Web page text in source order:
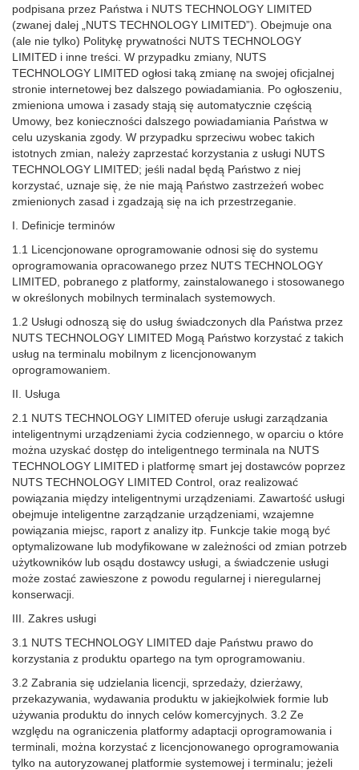
podpisana przez Państwa i NUTS TECHNOLOGY LIMITED
(zwanej dalej „NUTS TECHNOLOGY LIMITED”). Obejmuje ona
(ale nie tylko) Politykę prywatności NUTS TECHNOLOGY
LIMITED i inne treści. W przypadku zmiany, NUTS
TECHNOLOGY LIMITED ogłosi taką zmianę na swojej oficjalnej
stronie internetowej bez dalszego powiadamiania. Po ogłoszeniu,
zmieniona umowa i zasady stają się automatycznie częścią
Umowy, bez konieczności dalszego powiadamiania Państwa w
celu uzyskania zgody. W przypadku sprzeciwu wobec takich
istotnych zmian, należy zaprzestać korzystania z usługi NUTS
TECHNOLOGY LIMITED; jeśli nadal będą Państwo z niej
korzystać, uznaje się, że nie mają Państwo zastrzeżeń wobec
zmienionych zasad i zgadzają się na ich przestrzeganie.
I. Definicje terminów
1.1 Licencjonowane oprogramowanie odnosi się do systemu
oprogramowania opracowanego przez NUTS TECHNOLOGY
LIMITED, pobranego z platformy, zainstalowanego i stosowanego
w określonych mobilnych terminalach systemowych.
1.2 Usługi odnoszą się do usług świadczonych dla Państwa przez
NUTS TECHNOLOGY LIMITED Mogą Państwo korzystać z takich
usług na terminalu mobilnym z licencjonowanym
oprogramowaniem.
II. Usługa
2.1 NUTS TECHNOLOGY LIMITED oferuje usługi zarządzania
inteligentnymi urządzeniami życia codziennego, w oparciu o które
można uzyskać dostęp do inteligentnego terminala na NUTS
TECHNOLOGY LIMITED i platformę smart jej dostawców poprzez
NUTS TECHNOLOGY LIMITED Control, oraz realizować
powiązania między inteligentnymi urządzeniami. Zawartość usługi
obejmuje inteligentne zarządzanie urządzeniami, wzajemne
powiązania miejsc, raport z analizy itp. Funkcje takie mogą być
optymalizowane lub modyfikowane w zależności od zmian potrzeb
użytkowników lub osądu dostawcy usługi, a świadczenie usługi
może zostać zawieszone z powodu regularnej i nieregularnej
konserwacji.
III. Zakres usługi
3.1 NUTS TECHNOLOGY LIMITED daje Państwu prawo do
korzystania z produktu opartego na tym oprogramowaniu.
3.2 Zabrania się udzielania licencji, sprzedaży, dzierżawy,
przekazywania, wydawania produktu w jakiejkolwiek formie lub
używania produktu do innych celów komercyjnych. 3.2 Ze
względu na ograniczenia platformy adaptacji oprogramowania i
terminali, można korzystać z licencjonowanego oprogramowania
tylko na autoryzowanej platformie systemowej i terminalu; jeżeli